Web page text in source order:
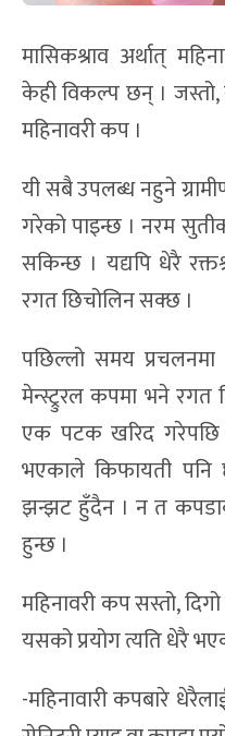
मासिकश्राव अर्थात्
केही विकल्प छन् । जस्तो,
महिनावरी कप ।
यी सबै उपलब्ध नहुने
गरेको पाइन्छ । नरम
सकिन्छ । यद्यपि धेरै
रगत छिचोलिन सक्छ ।
पछिल्लो समय
मेन्स्ट्रुरल कपमा भने
एक पटक खरिद गरेपछि
भएकाले किफायती पनि
झन्झट हुँदैन । न त
हुन्छ ।
महिनावरी कप सस्तो,
यसको प्रयोग त्यति धेरै
-महिनावारी कपबारे